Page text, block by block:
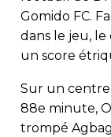
Gomido FC.
dans le jeu,
un score
Sur un centre
88e minute,
trompé